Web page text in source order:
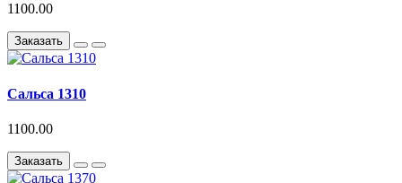
1100.00
Заказать
Сальса 1310
1100.00
Заказать